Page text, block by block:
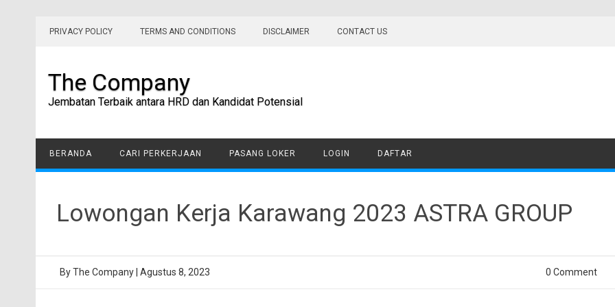
PRIVACY POLICY TERMS AND CONDITIONS DISCLAIMER CONTACT US
The Company
Jembatan Terbaik antara HRD dan Kandidat Potensial
BERANDA CARI PERKERJAAN PASANG LOKER LOGIN DAFTAR
Lowongan Kerja Karawang 2023 ASTRA GROUP
ByThe Company Agustus 8, 2023 0 Comment